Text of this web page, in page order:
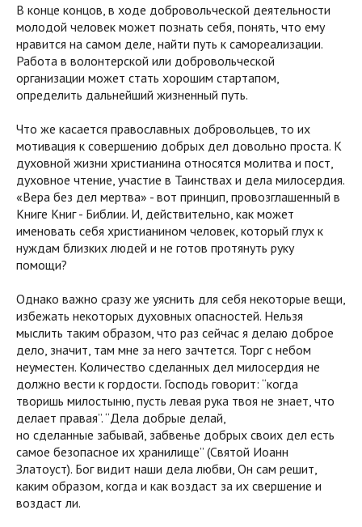
В конце концов, в ходе добровольческой деятельности
молодой человек может познать себя, понять, что ему
нравится на самом деле, найти путь к самореализации.
Работа в волонтерской или добровольческой
организации может стать хорошим стартапом,
определить дальнейший жизненный путь.
Что же касается православных добровольцев, то их
мотивация к совершению добрых дел довольно проста. К
духовной жизни христианина относятся молитва и пост,
духовное чтение, участие в Таинствах и дела милосердия.
«Вера без дел мертва» - вот принцип, провозглашенный в
Книге Книг - Библии. И, действительно, как может
именовать себя христианином человек, который глух к
нуждам близких людей и не готов протянуть руку
помощи?
Однако важно сразу же уяснить для себя некоторые вещи,
избежать некоторых духовных опасностей. Нельзя
мыслить таким образом, что раз сейчас я делаю доброе
дело, значит, там мне за него зачтется. Торг с небом
неуместен. Количество сделанных дел милосердия не
должно вести к гордости. Господь говорит: “когда
творишь милостыню, пусть левая рука твоя не знает, что
делает правая”. “Дела добрые делай,
но сделанные забывай, забвенье добрых своих дел есть
самое безопасное их хранилище” (Святой Иоанн
Златоуст). Бог видит наши дела любви, Он сам решит,
каким образом, когда и как воздаст за их свершение и
воздаст ли.